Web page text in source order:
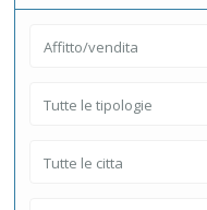
Affitto/vendita
Tutte le tipologie
Tutte le citta